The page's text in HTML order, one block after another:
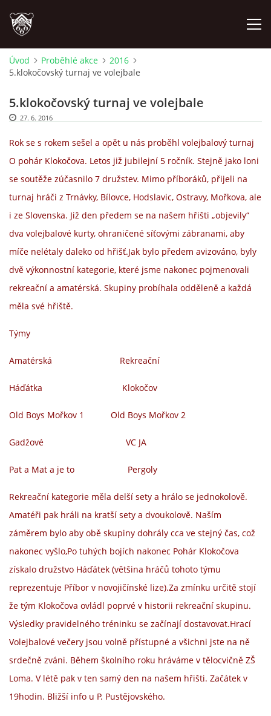
ÚVOD
PLÁNOVANÉ AKCE
PROBĚHLÉ AKCE
NOVINKY
FOTOALBUM
VIDEA
INTERNÍ SEKCE
KONTAKTY
Úvod Proběhlé akce
2016
5.klokočovský turnaj ve volejbale
5.klokočovský turnaj ve volejbale
27. 6. 2016
Rok se s rokem sešel a opět u nás proběhl volejbalový turnaj
O pohár Klokočova. Letos již jubilejní 5 ročník. Stejně jako loni
se soutěže zúčasnilo 7 družstev. Mimo příboráků, přijeli na
turnaj hráči z Trnávky, Bílovce, Hodslavic, Ostravy, Mořkova, ale
i ze Slovenska. Již den předem se na našem hřišti „objevily“
dva volejbalové kurty, ohraničené síťovými zábranami, aby
míče nelétaly daleko od hřišť.Jak bylo předem avizováno, byly
dvě výkonnostní kategorie, které jsme nakonec pojmenovali
rekreační a amatérská. Skupiny probíhala odděleně a každá
měla své hřiště.
Týmy
Amatérská Rekreační
Háďátka Klokočov
Old Boys Mořkov 1 Old Boys Mořkov 2
Gadžové VC JA
Pat a Mat a je to Pergoly
Rekreační kategorie měla delší sety a hrálo se jednokolově.
Amatéři pak hráli na kratší sety a dvoukolově. Naším
záměrem bylo aby obě skupiny dohrály cca ve stejný čas, což
nakonec vyšlo,Po tuhých bojích nakonec Pohár Klokočova
získalo družstvo Háďátek (většina hráčů tohoto týmu
reprezentuje Příbor v novojičínské lize).Za zmínku určitě stojí
že tým Klokočova ovládl poprvé v historii rekreační skupinu.
Výsledky pravidelného tréninku se začínají dostavovat.Hrací
Volejbalové večery jsou volně přístupné a všichni jste na ně
srdečně zváni. Během školního roku hráváme v tělocvičně ZŠ
Loma. V létě pak v ten samý den na našem hřišti. Začátek v
19hodin. Bližší info u P. Pustějovského.